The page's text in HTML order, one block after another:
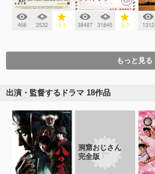
468 2532 3.5 38487 31845 3.7 1312
もっと見る
出演・監督するドラマ 18作品
洞窟おじさん
完全版